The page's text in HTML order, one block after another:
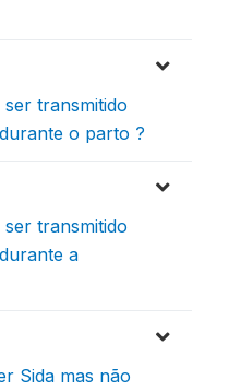
transmitido
o parto ?
transmitido
a
Sida mas não